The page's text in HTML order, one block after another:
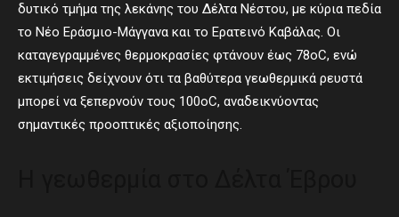
δυτικό τμήμα της λεκάνης του Δέλτα Νέστου, με κύρια πεδία
το Νέο Εράσμιο-Μάγγανα και το Ερατεινό Καβάλας. Οι
καταγεγραμμένες θερμοκρασίες φτάνουν έως 78οC, ενώ
εκτιμήσεις δείχνουν ότι τα βαθύτερα γεωθερμικά ρευστά
μπορεί να ξεπερνούν τους 100οC, αναδεικνύοντας
σημαντικές προοπτικές αξιοποίησης.